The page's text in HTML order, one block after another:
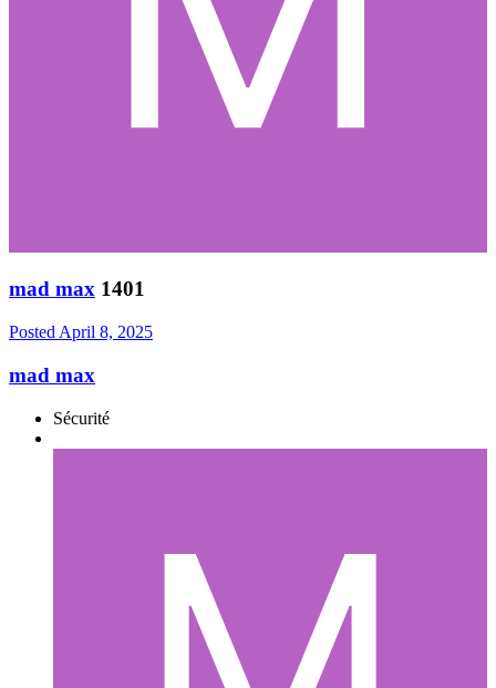
mad max 1401
Posted April 8, 2025
mad max
Sécurité